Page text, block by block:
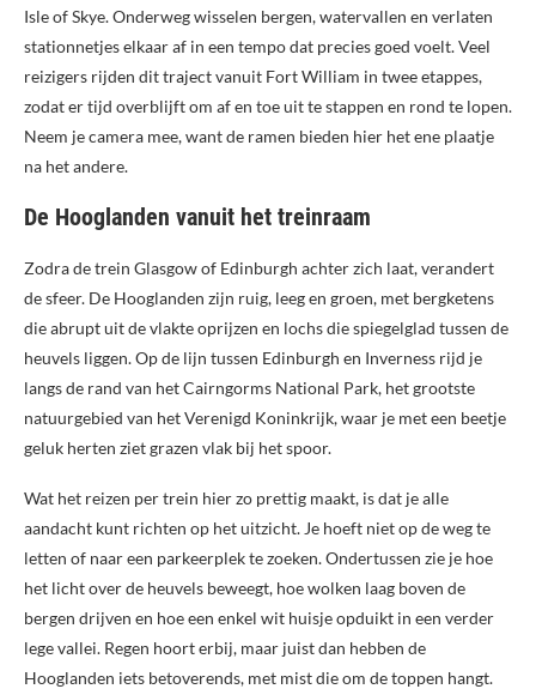
Isle of Skye. Onderweg wisselen bergen, watervallen en verlaten
stationnetjes elkaar af in een tempo dat precies goed voelt. Veel
reizigers rijden dit traject vanuit Fort William in twee etappes,
zodat er tijd overblijft om af en toe uit te stappen en rond te lopen.
Neem je camera mee, want de ramen bieden hier het ene plaatje
na het andere.
De Hooglanden vanuit het treinraam
Zodra de trein Glasgow of Edinburgh achter zich laat, verandert
de sfeer. De Hooglanden zijn ruig, leeg en groen, met bergketens
die abrupt uit de vlakte oprijzen en lochs die spiegelglad tussen de
heuvels liggen. Op de lijn tussen Edinburgh en Inverness rijd je
langs de rand van het Cairngorms National Park, het grootste
natuurgebied van het Verenigd Koninkrijk, waar je met een beetje
geluk herten ziet grazen vlak bij het spoor.
Wat het reizen per trein hier zo prettig maakt, is dat je alle
aandacht kunt richten op het uitzicht. Je hoeft niet op de weg te
letten of naar een parkeerplek te zoeken. Ondertussen zie je hoe
het licht over de heuvels beweegt, hoe wolken laag boven de
bergen drijven en hoe een enkel wit huisje opduikt in een verder
lege vallei. Regen hoort erbij, maar juist dan hebben de
Hooglanden iets betoverends, met mist die om de toppen hangt.